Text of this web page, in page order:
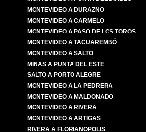
MONTEVIDEO A DURAZNO
MONTEVIDEO A CARMELO
MONTEVIDEO A PASO DE LOS TOROS
MONTEVIDEO A TACUAREMBÓ
MONTEVIDEO A SALTO
MINAS A PUNTA DEL ESTE
SALTO A PORTO ALEGRE
MONTEVIDEO A LA PEDRERA
MONTEVIDEO A MALDONADO
MONTEVIDEO A RIVERA
MONTEVIDEO A ARTIGAS
RIVERA A FLORIANOPOLIS